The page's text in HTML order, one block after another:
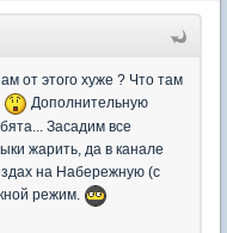
от этого хуже ? Что там
Дополнительную
Засадим все
жарить, да в канале
на Набережную (с
режим.